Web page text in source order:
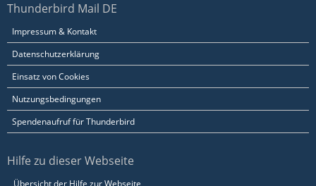
Thunderbird Mail DE
Impressum & Kontakt
Datenschutzerklärung
Einsatz von Cookies
Nutzungsbedingungen
Spendenaufruf für Thunderbird
Hilfe zu dieser Webseite